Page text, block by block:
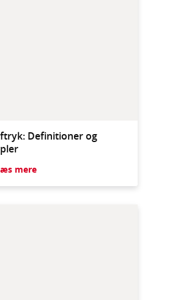
Definitioner og
mere